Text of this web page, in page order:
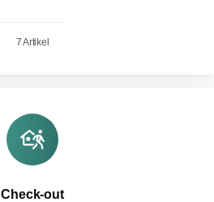
7 Artikel
Check-out